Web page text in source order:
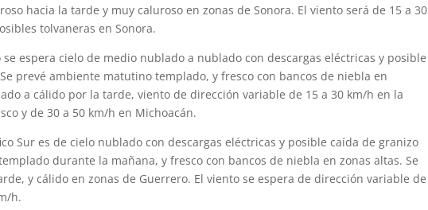
hacia la tarde y muy caluroso en zonas de Sonora. El viento será de 15 a 30
tolvaneras en Sonora.
espera cielo de medio nublado a nublado con descargas eléctricas y posible
prevé ambiente matutino templado, y fresco con bancos de niebla en
a cálido por la tarde, viento de dirección variable de 15 a 30 km/h en la
y de 30 a 50 km/h en Michoacán.
Sur es de cielo nublado con descargas eléctricas y posible caída de granizo
durante la mañana, y fresco con bancos de niebla en zonas altas. Se
y cálido en zonas de Guerrero. El viento se espera de dirección variable de
h.